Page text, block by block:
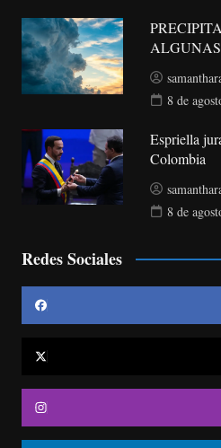
8 de
Espriella
Colombia
8 de
Redes Sociales